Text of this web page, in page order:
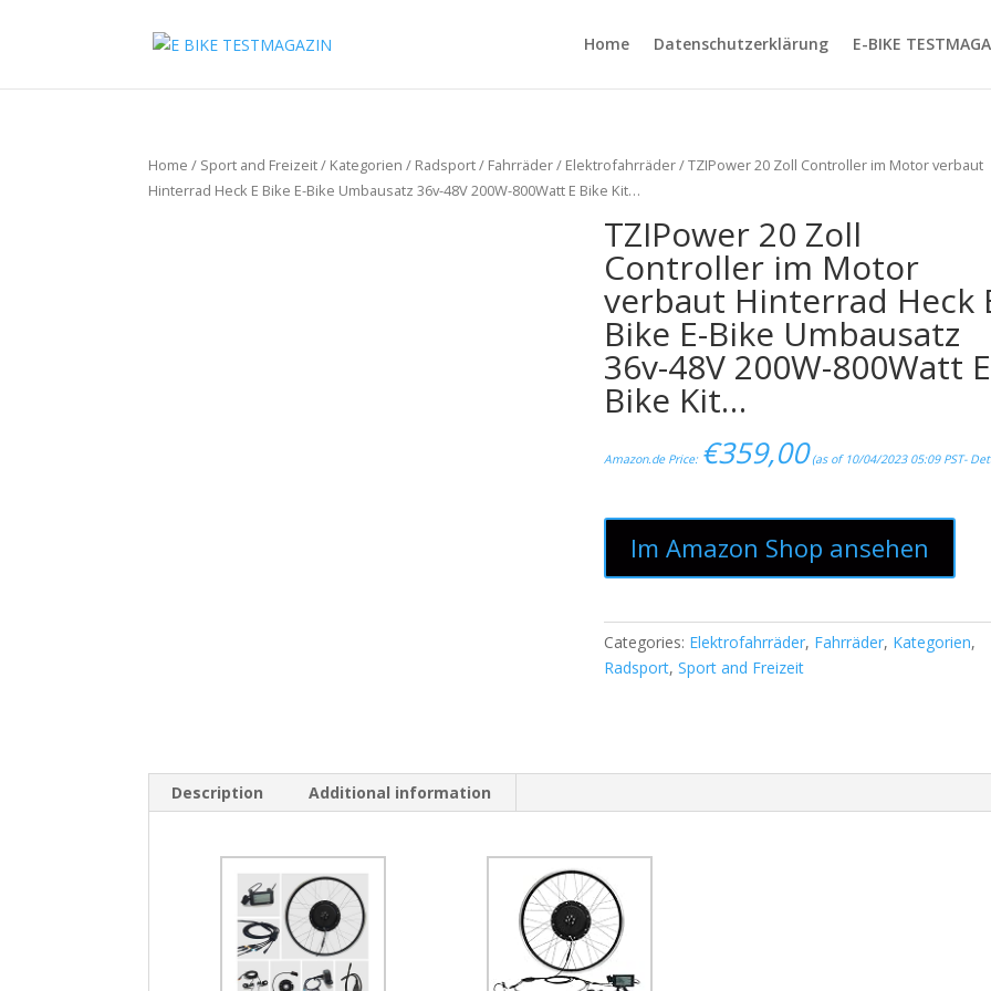
Home Datenschutzerklärung E-BIKE
Home / Sport and Freizeit/ Kategorien / Radsport/ Fahrräder/ Elektrofahrräder/ TZIPower 20 Zoll Controller im Motor verbaut
Hinterrad Heck E Bike E-Bike Umbausatz 36v-48V 200W-800Watt E Bike Kit…
TZIPower 20 Zoll
Controller im Motor
verbaut Hinterrad Heck
Bike E-Bike Umbausatz
36v-48V 200W-800Watt E
Bike Kit…
Amazon.de Price: €359,00(as of 10/04/2023 05:09 PST-
Im Amazon Shop ansehen
Categories: Elektrofahrräder, Fahrräder, Kategorien,
Radsport,Sport and Freizeit
Description Additional information